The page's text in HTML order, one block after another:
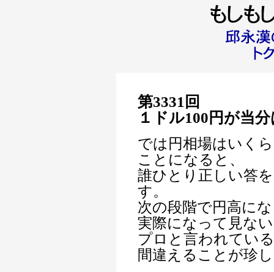
第3331回
１ドル100円が当
では円相場はいく
ことになると、
誰ひとり正しい答
す。
次の段階で円高に
実際になって見な
プロと言われてい
間違えることが珍